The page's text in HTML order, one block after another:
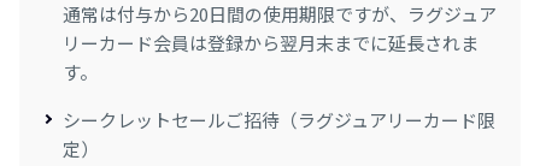
通常は付与から20日間の使用期限ですが、ラグジュア
リーカード会員は登録から翌月末までに延長されま
す。
シークレットセールご招待（ラグジュアリーカード限
定）